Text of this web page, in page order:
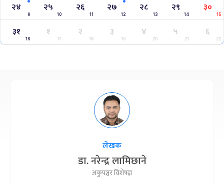
२४
9
२५
10
२६
11
२७
12
२८
13
२९
14
३०
15
३१
16
१
17
२
18
३
19
४
20
५
21
६
22
लेखक
डा. नरेन्द्र लामिछाने
अकुपञ्चर विशेषज्ञ